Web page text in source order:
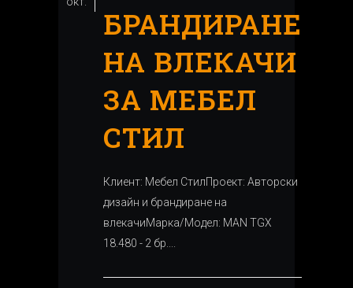
БРАНДИРАНЕ
НА ВЛЕКАЧИ
ЗА МЕБЕЛ
СТИЛ
Клиент: Мебел СтилПроект: Авторски
дизайн и брандиране на
влекачиМарка/Модел: MAN TGX
18.480 - 2 бр....